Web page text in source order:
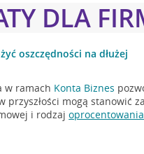
DLA
oszczędności na dłużej
w ramach Konta Biznes
przyszłości mogą stanowić
i rodzajoprocentowania